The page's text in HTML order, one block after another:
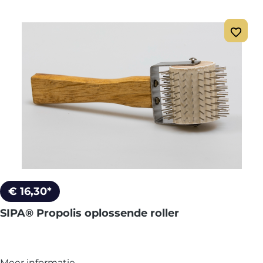
€ 16,30*
SIPA® Propolis oplossende roller